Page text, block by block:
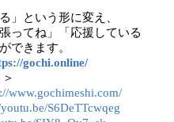
」という形に変え、
ってね」「応援している
できます。
gochi.online/
www.gochimeshi.com/
S6DeTTcwqeg